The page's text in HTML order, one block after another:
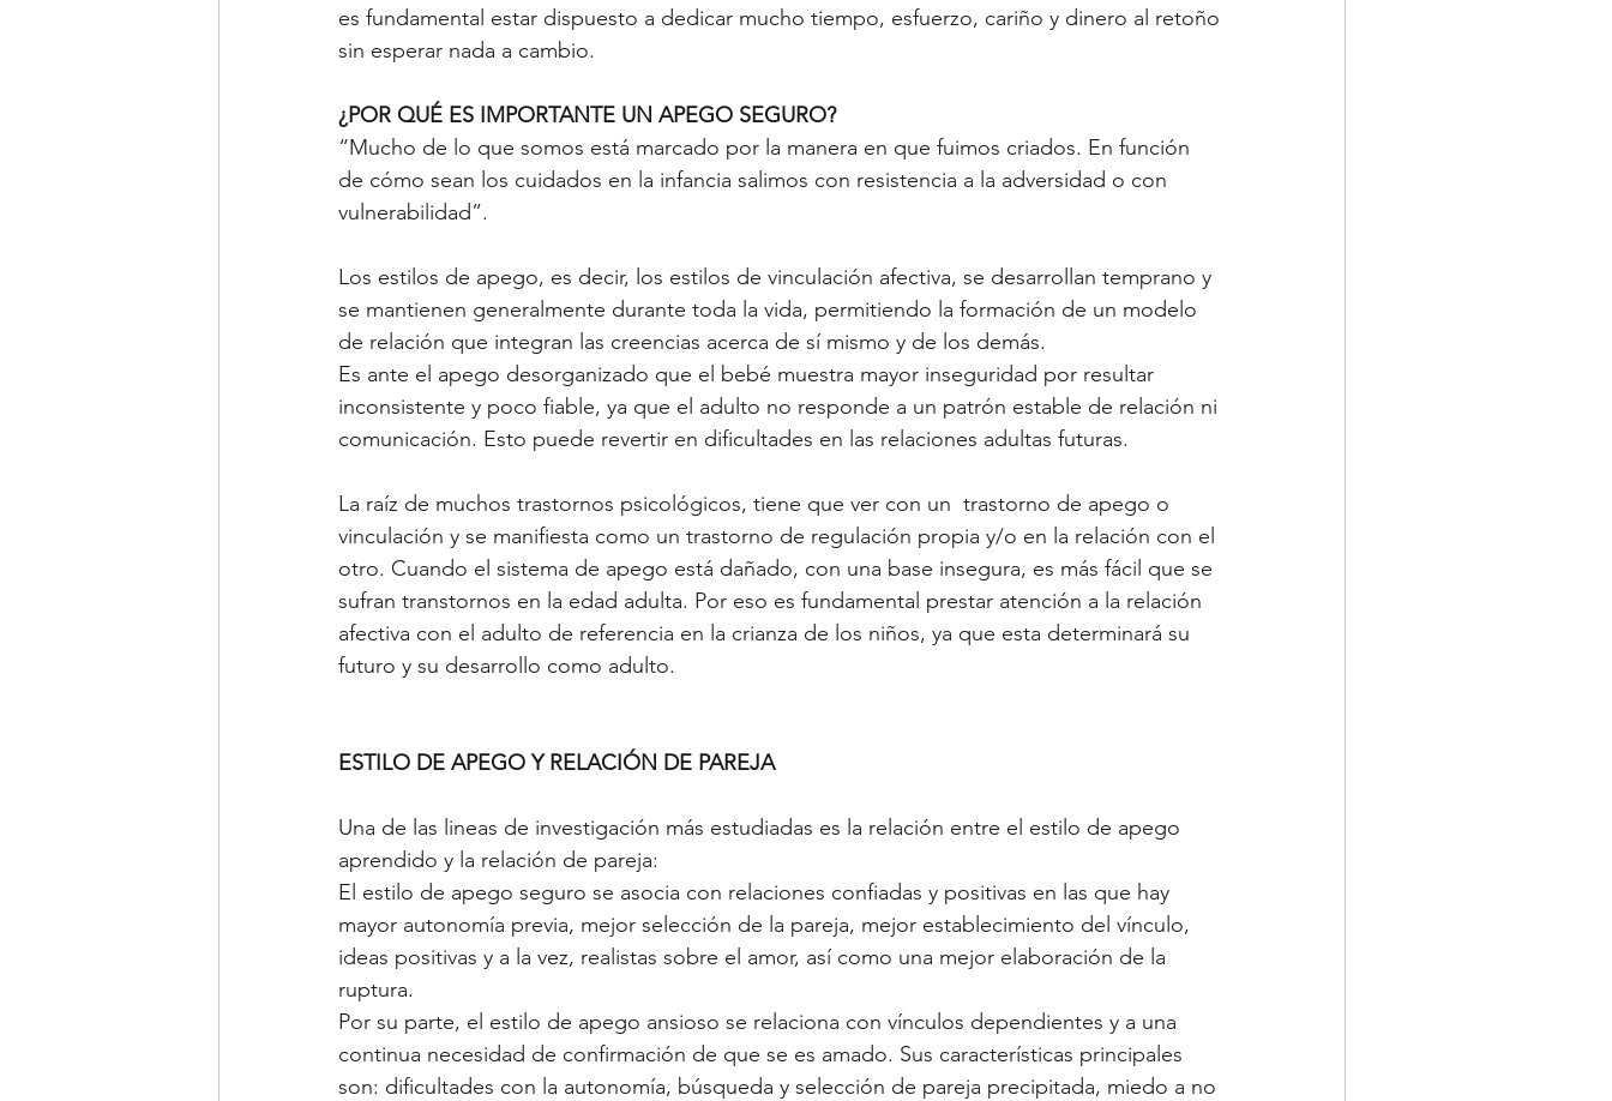
es fundamental estar dispuesto a dedicar mucho tiempo, esfuerzo, cariño y dinero al retoño
sin esperar nada a cambio.
¿POR QUÉ ES IMPORTANTE UN APEGO SEGURO?
“Mucho de lo que somos está marcado por la manera en que fuimos criados. En función
de cómo sean los cuidados en la infancia salimos con resistencia a la adversidad o con
vulnerabilidad”.
Los estilos de apego, es decir, los estilos de vinculación afectiva, se desarrollan temprano y
se mantienen generalmente durante toda la vida, permitiendo la formación de un modelo
de relación que integran las creencias acerca de sí mismo y de los demás.
Es ante el apego desorganizado que el bebé muestra mayor inseguridad por resultar
inconsistente y poco fiable, ya que el adulto no responde a un patrón estable de relación ni
comunicación. Esto puede revertir en dificultades en las relaciones adultas futuras.
La raíz de muchos trastornos psicológicos, tiene que ver con un  trastorno de apego o
vinculación y se manifiesta como un trastorno de regulación propia y/o en la relación con el
otro. Cuando el sistema de apego está dañado, con una base insegura, es más fácil que se
sufran transtornos en la edad adulta. Por eso es fundamental prestar atención a la relación
afectiva con el adulto de referencia en la crianza de los niños, ya que esta determinará su
futuro y su desarrollo como adulto.
ESTILO DE APEGO Y RELACIÓN DE PAREJA
Una de las lineas de investigación más estudiadas es la relación entre el estilo de apego
aprendido y la relación de pareja:
El estilo de apego seguro se asocia con relaciones confiadas y positivas en las que hay
mayor autonomía previa, mejor selección de la pareja, mejor establecimiento del vínculo,
ideas positivas y a la vez, realistas sobre el amor, así como una mejor elaboración de la
ruptura.
Por su parte, el estilo de apego ansioso se relaciona con vínculos dependientes y a una
continua necesidad de confirmación de que se es amado. Sus características principales
son: dificultades con la autonomía, búsqueda y selección de pareja precipitada, miedo a no